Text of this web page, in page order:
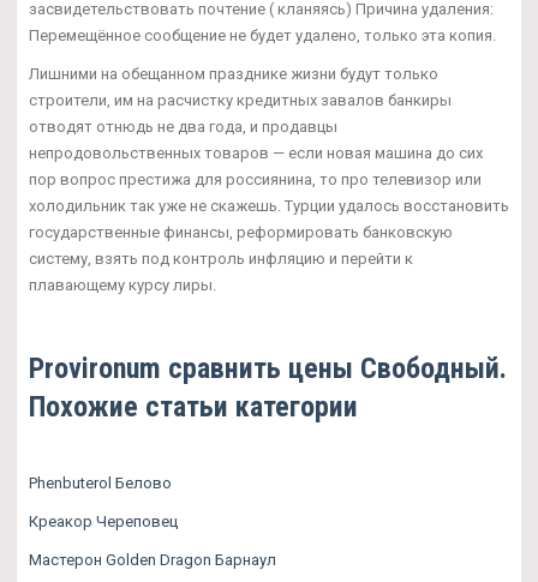
засвидетельствовать почтение ( кланяясь) Причина удаления:
Перемещённое сообщение не будет удалено, только эта копия.
Лишними на обещанном празднике жизни будут только
строители, им на расчистку кредитных завалов банкиры
отводят отнюдь не два года, и продавцы
непродовольственных товаров — если новая машина до сих
пор вопрос престижа для россиянина, то про телевизор или
холодильник так уже не скажешь. Турции удалось восстановить
государственные финансы, реформировать банковскую
систему, взять под контроль инфляцию и перейти к
плавающему курсу лиры.
Provironum сравнить цены Свободный.
Похожие статьи категории
Phenbuterol Белово
Креакор Череповец
Мастерон Golden Dragon Барнаул